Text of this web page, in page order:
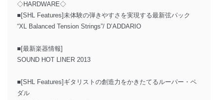
◇HARDWARE◇
■[SHL Features]未体験の弾きやすさを実現する最新弦パック
“XL Balanced Tension Strings”/ D’ADDARIO
■[最新楽器情報]
SOUND HOT LINER 2013
■[SHL Features]ギタリストの創造力をかきたてるルーパー・ペ
ダル